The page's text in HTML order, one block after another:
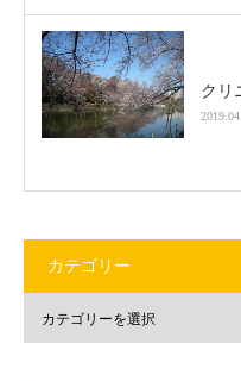
クリ
カテゴリー